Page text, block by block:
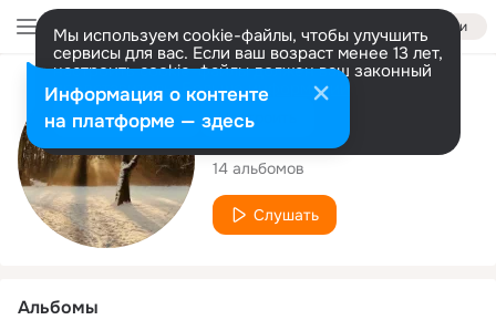
Войти
Мы используем cookie-файлы, чтобы улучшить
сервисы для вас. Если ваш возраст менее 13 лет,
настроить cookie-файлы должен ваш законный
представитель. Больше информации
Разрешить все Настроить
Исполнитель
Leandro Bistolfi
14 альбомов
Слушать
Альбомы
Информация о контенте
на платформе — здесь